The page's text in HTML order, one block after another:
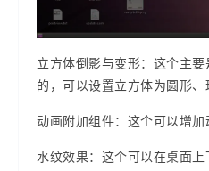
立方体倒影与变形：这个主
的，可以设置立方体为圆形、
动画附加组件：这个可以增
水纹效果：这个可以在桌面